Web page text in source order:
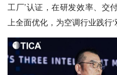
工厂’认证，在研发效率、交
上全面优化，为空调行业践行